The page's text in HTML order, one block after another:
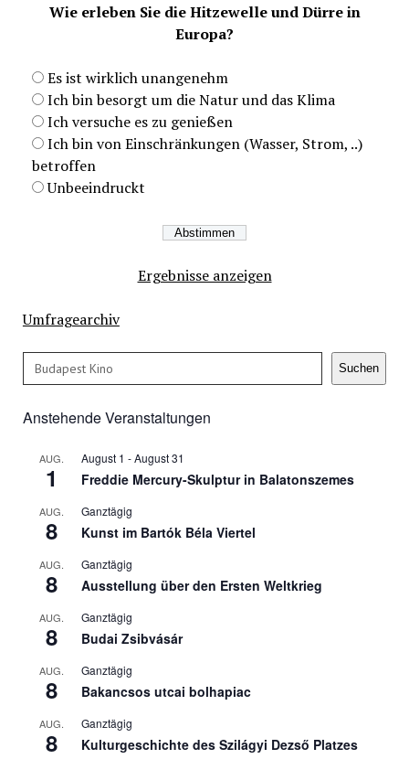
Wie erleben Sie die Hitzewelle und Dürre in
Europa?
Es ist wirklich unangenehm
Ich bin besorgt um die Natur und das Klima
Ich versuche es zu genießen
Ich bin von Einschränkungen (Wasser, Strom, ..)
betroffen
Unbeeindruckt
Ergebnisse anzeigen
Umfragearchiv
Suchen Suchen
Anstehende Veranstaltungen
AUG.
1
August 1 -August 31
Freddie Mercury-Skulptur in Balatonszemes
AUG.
8
Ganztägig
Kunst im Bartók Béla Viertel
AUG.
8
Ganztägig
Ausstellung über den Ersten Weltkrieg
AUG.
8
Ganztägig
Budai Zsibvásár
AUG.
8
Ganztägig
Bakancsos utcai bolhapiac
AUG.
8
Ganztägig
Kulturgeschichte des Szilágyi Dezső Platzes